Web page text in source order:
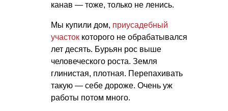
канав — тоже, только не ленись.
Мы купили дом, приусадебный
участок которого не обрабатывался
лет десять. Бурьян рос выше
человеческого роста. Земля
глинистая, плотная. Перепахивать
такую — себе дороже. Очень уж
работы потом много.